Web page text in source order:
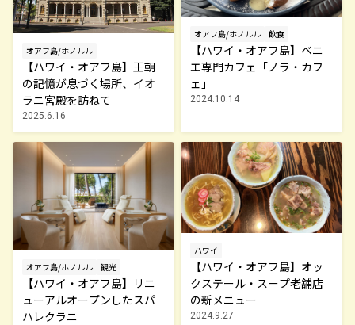
オアフ島/ホノルル
【ハワイ・オアフ島】王朝
の記憶が息づく場所、イオ
ラニ宮殿を訪ねて
2025.6.16
オアフ島/ホノルル 飲食
【ハワイ・オアフ島】ベニ
エ専門カフェ「ノラ・カフ
ェ」
2024.10.14
オアフ島/ホノルル 観光
【ハワイ・オアフ島】リニ
ューアルオープンしたスパ
ハレクラニ
ハワイ
【ハワイ・オアフ島】オッ
クステール・スープ老舗店
の新メニュー
2024.9.27